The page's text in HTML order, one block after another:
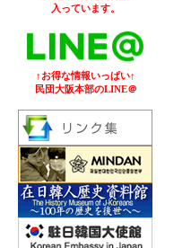
入っています。
↑お得な情報いっぱい↑
民団大阪本部のLINE＠